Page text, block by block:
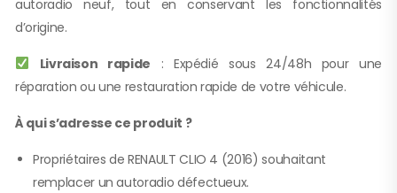
autoradio neuf, tout en conservant les fonctionnalités
d’origine.
Livraison rapide : Expédié sous 24/48h pour une
réparation ou une restauration rapide de votre véhicule.
À qui s’adresse ce produit ?
Propriétaires de RENAULT CLIO 4 (2016) souhaitant
remplacer un autoradio défectueux.